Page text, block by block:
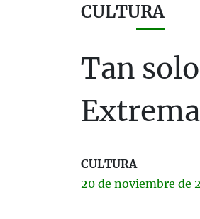
CULTURA
Tan
CULTURA
20 de noviembre de